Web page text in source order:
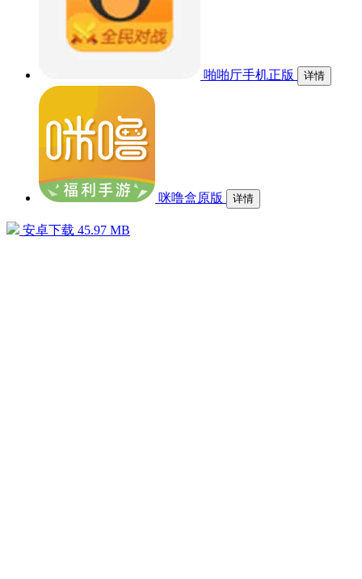
啪啪厅手机正版 详情
咪噜盒原版 详情
安卓下载 45.97 MB